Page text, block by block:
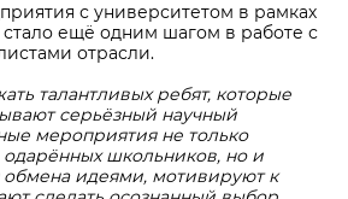
с университетом в рамках
ещё одним шагом в работе с
отрасли.
талантливых ребят, которые
серьёзный научный
мероприятия не только
школьников, но и
обмена идеями, мотивируют к